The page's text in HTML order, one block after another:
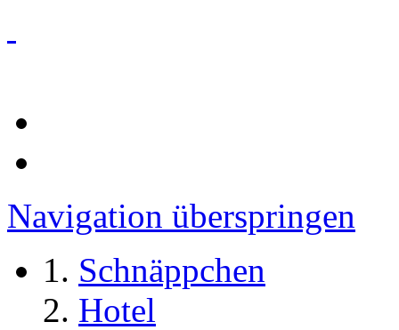
Navigation überspringen
Schnäppchen
Hotel